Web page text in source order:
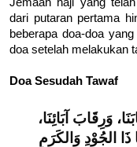
dari putaran pertama
beberapa doa-doa
doa setelah melakukan
Doa Sesudah Tawaf
وَرِقَابَ آبَائِنَا،
ذَا الجُوْدِ وَالكَرَمِ